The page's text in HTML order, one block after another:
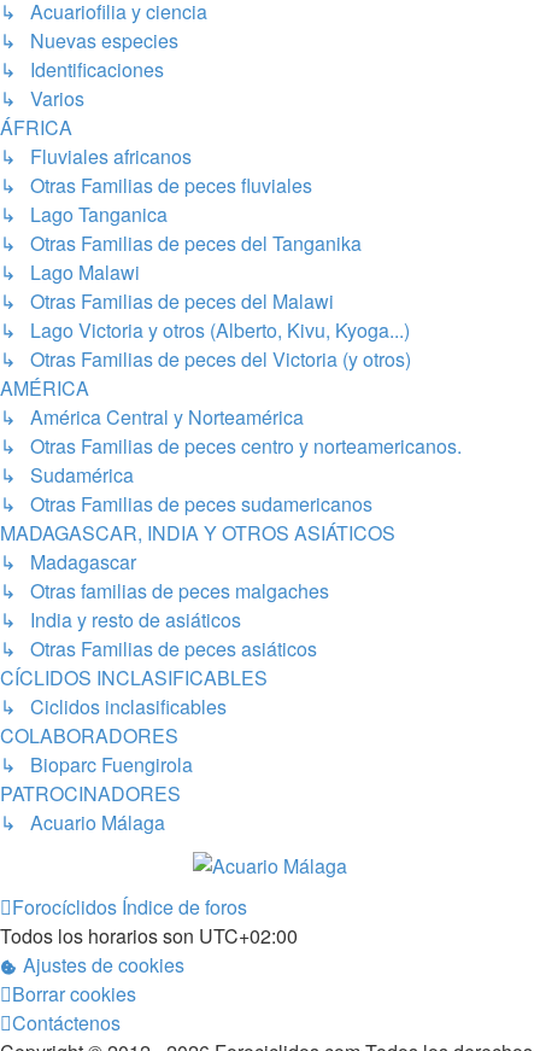
↳ Acuariofilia y ciencia
↳ Nuevas especies
↳ Identificaciones
↳ Varios
ÁFRICA
↳ Fluviales africanos
↳ Otras Familias de peces fluviales
↳ Lago Tanganica
↳ Otras Familias de peces del Tanganika
↳ Lago Malawi
↳ Otras Familias de peces del Malawi
↳ Lago Victoria y otros (Alberto, Kivu, Kyoga...)
↳ Otras Familias de peces del Victoria (y otros)
AMÉRICA
↳ América Central y Norteamérica
↳ Otras Familias de peces centro y norteamericanos.
↳ Sudamérica
↳ Otras Familias de peces sudamericanos
MADAGASCAR, INDIA Y OTROS ASIÁTICOS
↳ Madagascar
↳ Otras familias de peces malgaches
↳ India y resto de asiáticos
↳ Otras Familias de peces asiáticos
CÍCLIDOS INCLASIFICABLES
↳ Ciclidos inclasificables
COLABORADORES
↳ Bioparc Fuengirola
PATROCINADORES
↳ Acuario Málaga
Forocíclidos Índice de foros
Todos los horarios son UTC+02:00
Ajustes de cookies
Borrar cookies
Contáctenos